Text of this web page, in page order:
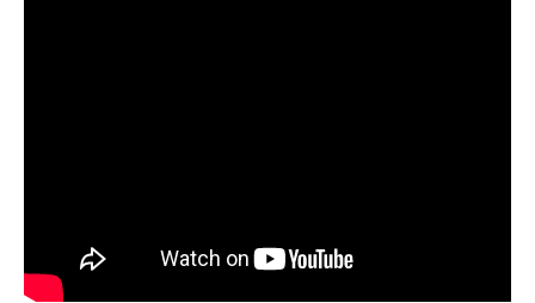
Календарь рыболова иногда работает,
иногда нет, это всегда лотерея